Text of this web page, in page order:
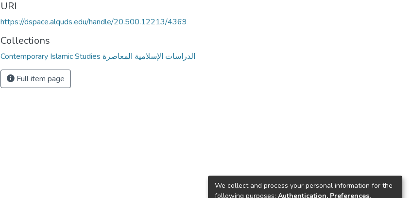
URI
https://dspace.alquds.edu/handle/20.500.12213/4369
Collections
Contemporary Islamic Studies الدراسات الإسلامية المعاصرة
Full item page
We collect and process your personal information for the
following purposes: Authentication, Preferences,